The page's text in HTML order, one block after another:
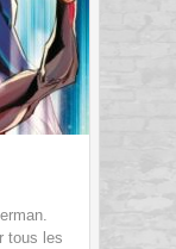
tous les